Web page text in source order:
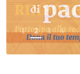
1 2 3 4